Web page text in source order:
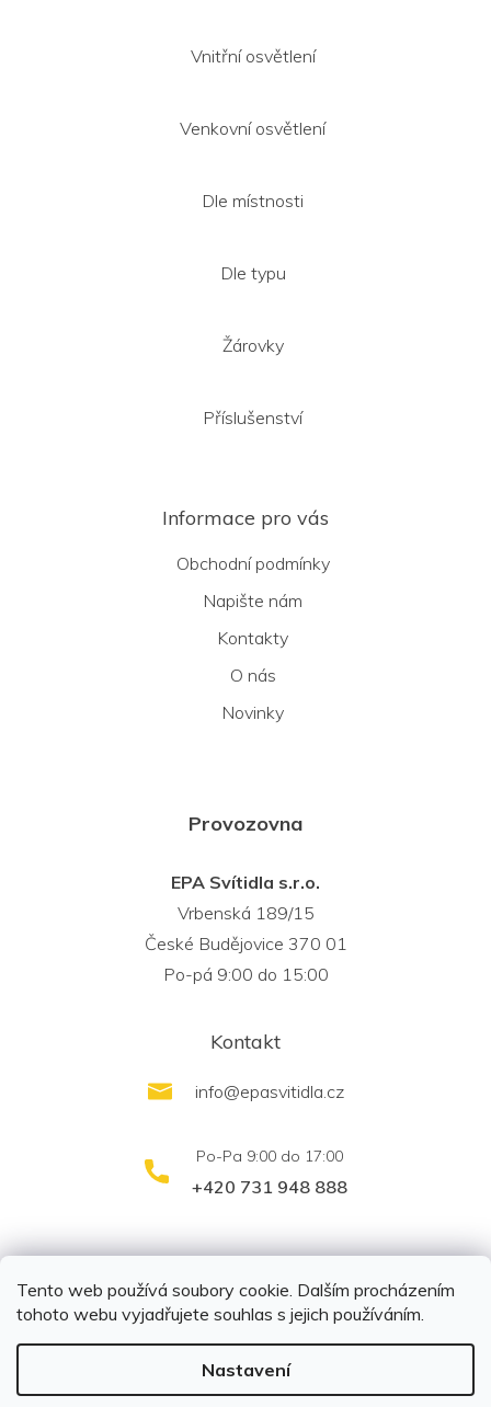
Tento web používá soubory cookie. Dalším procházením
tohoto webu vyjadřujete souhlas s jejich používáním.
Nastavení
Vnitřní osvětlení
Venkovní osvětlení
Dle místnosti
Dle typu
Žárovky
Příslušenství
Informace pro vás
Obchodní podmínky
Napište nám
Kontakty
O nás
Novinky
Provozovna
EPA Svítidla s.r.o.
Vrbenská 189/15
České Budějovice 370 01
Po-pá 9:00 do 15:00
Kontakt
info@epasvitidla.cz
+420 731 948 888
Copyright 2026EPA svítidla s.r.o.. Všechna práva